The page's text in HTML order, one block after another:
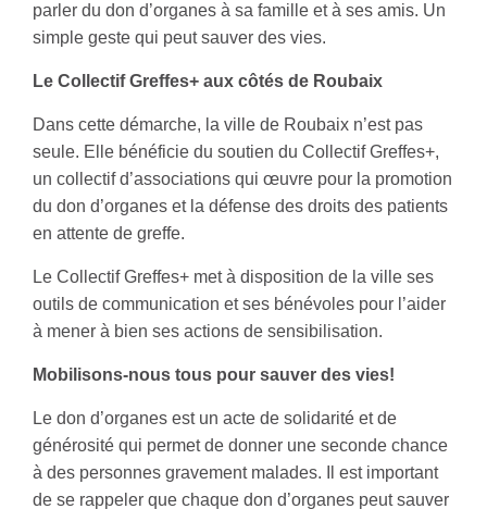
parler du don d’organes à sa famille et à ses amis. Un
simple geste qui peut sauver des vies.
Le Collectif Greffes+ aux côtés de Roubaix
Dans cette démarche, la ville de Roubaix n’est pas
seule. Elle bénéficie du soutien du Collectif Greffes+,
un collectif d’associations qui œuvre pour la promotion
du don d’organes et la défense des droits des patients
en attente de greffe.
Le Collectif Greffes+ met à disposition de la ville ses
outils de communication et ses bénévoles pour l’aider
à mener à bien ses actions de sensibilisation.
Mobilisons-nous tous pour sauver des vies!
Le don d’organes est un acte de solidarité et de
générosité qui permet de donner une seconde chance
à des personnes gravement malades. Il est important
de se rappeler que chaque don d’organes peut sauver